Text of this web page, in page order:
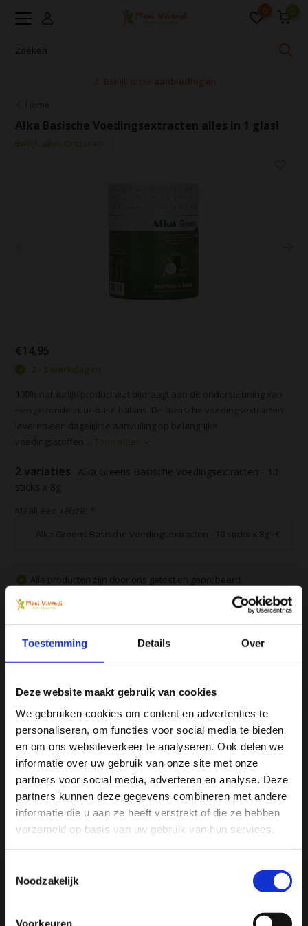
Toestemming Details Over
Deze website maakt gebruik van cookies
We gebruiken cookies om content en advertenties te
personaliseren, om functies voor social media te bieden
en om ons websiteverkeer te analyseren. Ook delen we
informatie over uw gebruik van onze site met onze
partners voor social media, adverteren en analyse. Deze
partners kunnen deze gegevens combineren met andere
informatie die u aan ze heeft verstrekt of die ze hebben
verzameld op basis van uw gebruik van hun services.
Noodzakelijk
Voorkeuren
0 0
🚩 Bekijk onze aanbiedingen
Alka Basische Voedingsextracten alles in 1 glas!
Bekijk alles Ontzuren
€14,95
2 - 3 werkdagen
voedingsstoffen....Toon meer
2 variaties
Alka Greens Basische Voedingsextracten - 10
sticks x 8g
Alle producten zijn door ons getest en geprobeerd
Voor 16:00 besteld, zelfde dag verzonden
Vergelijk
Specificaties
Reviews
Delen
Ja, ik wil 5% korting op mijn
volgende bestelling!
Ontvang direct 5% kortingop je volgende aankoop en
profiteer maandelijks van hoge kortingen door je te
abonneren op onze leuke nieuwsbrief! 😀